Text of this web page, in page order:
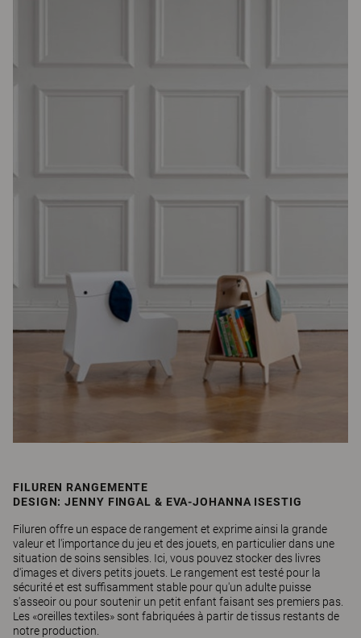
FILUREN RANGEMENTE
DESIGN: JENNY FINGAL & EVA-JOHANNA ISESTIG
Filuren offre un espace de rangement et exprime ainsi la grande
valeur et l'importance du jeu et des jouets, en particulier dans une
situation de soins sensibles. Ici, vous pouvez stocker des livres
d'images et divers petits jouets. Le rangement est testé pour la
sécurité et est suffisamment stable pour qu'un adulte puisse
s'asseoir ou pour soutenir un petit enfant faisant ses premiers pas.
Les «oreilles textiles» sont fabriquées à partir de tissus restants de
notre production.